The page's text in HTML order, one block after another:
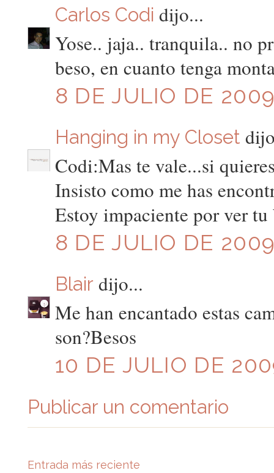
Carlos Codi dijo...
Yose.. jaja.. tranquila.. no
beso, en cuanto tenga
8 DE JULIO DE
Hanging in my Closet
Codi:Mas te vale...si
Insisto como me has
Estoy impaciente por ver
8 DE JULIO DE
Blair dijo...
Me han encantado estas
son?Besos
10 DE JULIO DE
Publicar un comentario
Entrada más reciente